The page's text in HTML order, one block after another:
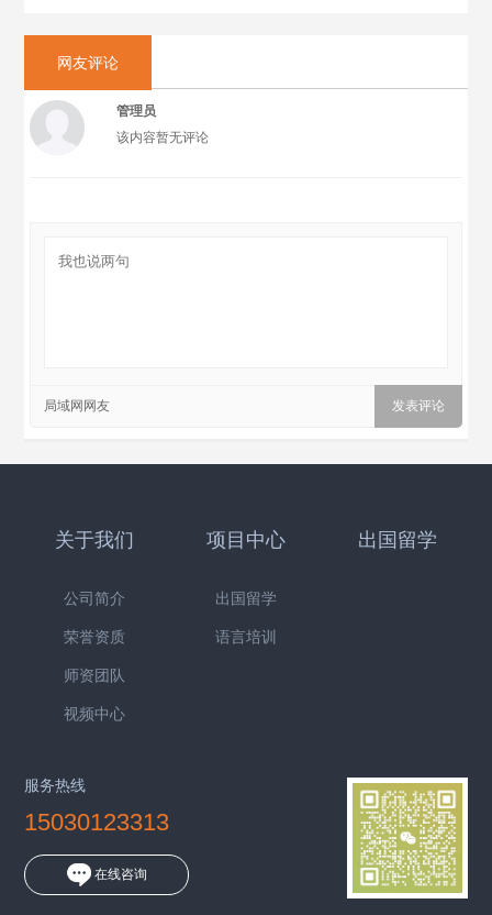
网友评论
管理员
该内容暂无评论
局域网网友
关于我们
公司简介
荣誉资质
师资团队
视频中心
项目中心
出国留学
语言培训
出国留学
服务热线
15030123313
在线咨询